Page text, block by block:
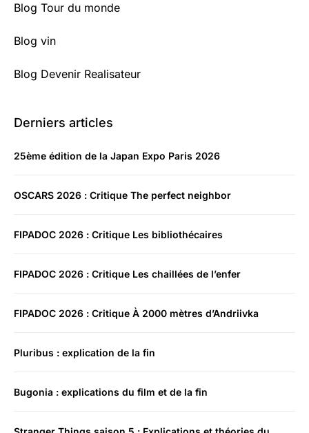
Blog Tour du monde
Blog vin
Blog Devenir Realisateur
Derniers articles
25ème édition de la Japan Expo Paris 2026
OSCARS 2026 : Critique The perfect neighbor
FIPADOC 2026 : Critique Les bibliothécaires
FIPADOC 2026 : Critique Les chaillées de l’enfer
FIPADOC 2026 : Critique À 2000 mètres d’Andriivka
Pluribus : explication de la fin
Bugonia : explications du film et de la fin